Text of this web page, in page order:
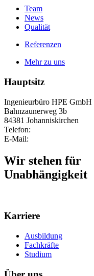
Team
News
Qualität
Referenzen
Mehr zu uns
Hauptsitz
Ingenieurbüro HPE GmbH
Bahnzaunerweg 3b
84381 Johanniskirchen
Telefon:
E-Mail:
Wir stehen für
Qualität
Karriere
Ausbildung
Fachkräfte
Studium